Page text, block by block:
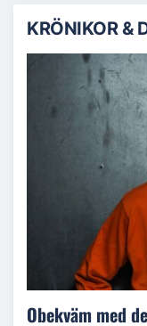
KRÖNIKOR &
Obekväm med